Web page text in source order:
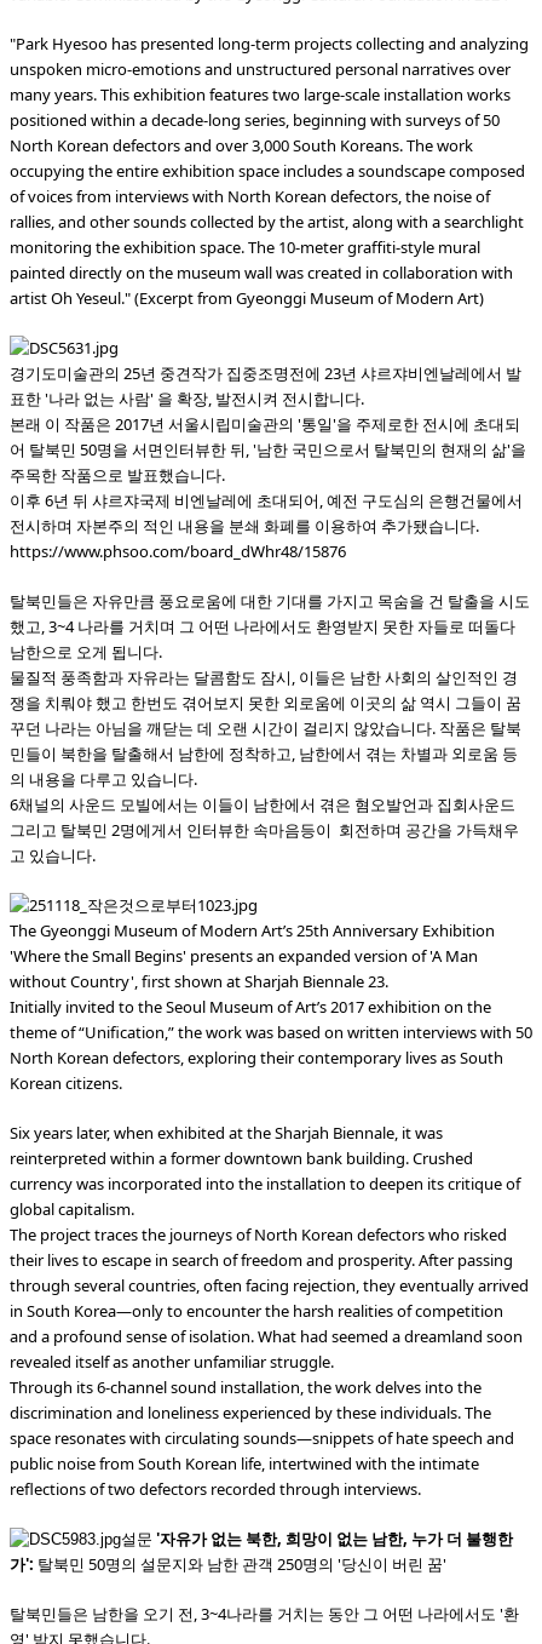
"Park Hyesoo has presented long-term projects collecting and analyzing
unspoken micro-emotions and unstructured personal narratives over
many years. This exhibition features two large-scale installation works
positioned within a decade-long series, beginning with surveys of 50
North Korean defectors and over 3,000 South Koreans. The work
occupying the entire exhibition space includes a soundscape composed
of voices from interviews with North Korean defectors, the noise of
rallies, and other sounds collected by the artist, along with a searchlight
monitoring the exhibition space. The 10-meter graffiti-style mural
painted directly on the museum wall was created in collaboration with
artist Oh Yeseul." (Excerpt from Gyeonggi Museum of Modern Art)
경기도미술관의 25년 중견작가 집중조명전에 23년 샤르쟈비엔날레에서 발
표한 '나라 없는 사람' 을 확장, 발전시켜 전시합니다.
본래 이 작품은 2017년 서울시립미술관의 '통일'을 주제로한 전시에 초대되
어 탈북민 50명을 서면인터뷰한 뒤, '남한 국민으로서 탈북민의 현재의 삶'을
주목한 작품으로 발표했습니다.
이후 6년 뒤 샤르쟈국제 비엔날레에 초대되어, 예전 구도심의 은행건물에서
전시하며 자본주의 적인 내용을 분쇄 화폐를 이용하여 추가됐습니다.
https://www.phsoo.com/board_dWhr48/15876
탈북민들은 자유만큼 풍요로움에 대한 기대를 가지고 목숨을 건 탈출을 시도
했고, 3~4 나라를 거치며 그 어떤 나라에서도 환영받지 못한 자들로 떠돌다
남한으로 오게 됩니다.
물질적 풍족함과 자유라는 달콤함도 잠시, 이들은 남한 사회의 살인적인 경
쟁을 치뤄야 했고 한번도 겪어보지 못한 외로움에 이곳의 삶 역시 그들이 꿈
꾸던 나라는 아님을 깨닫는 데 오랜 시간이 걸리지 않았습니다. 작품은 탈북
민들이 북한을 탈출해서 남한에 정착하고, 남한에서 겪는 차별과 외로움 등
의 내용을 다루고 있습니다.
6채널의 사운드 모빌에서는 이들이 남한에서 겪은 혐오발언과 집회사운드
그리고 탈북민 2명에게서 인터뷰한 속마음등이 회전하며 공간을 가득채우
고 있습니다.
The Gyeonggi Museum of Modern Art’s 25th Anniversary Exhibition
'Where the Small Begins' presents an expanded version of 'A Man
without Country', first shown at Sharjah Biennale 23.
Initially invited to the Seoul Museum of Art’s 2017 exhibition on the
theme of “Unification,” the work was based on written interviews with 50
North Korean defectors, exploring their contemporary lives as South
Korean citizens.
Six years later, when exhibited at the Sharjah Biennale, it was
reinterpreted within a former downtown bank building. Crushed
currency was incorporated into the installation to deepen its critique of
global capitalism.
The project traces the journeys of North Korean defectors who risked
their lives to escape in search of freedom and prosperity. After passing
through several countries, often facing rejection, they eventually arrived
in South Korea—only to encounter the harsh realities of competition
and a profound sense of isolation. What had seemed a dreamland soon
revealed itself as another unfamiliar struggle.
Through its 6-channel sound installation, the work delves into the
discrimination and loneliness experienced by these individuals. The
space resonates with circulating sounds—snippets of hate speech and
public noise from South Korean life, intertwined with the intimate
reflections of two defectors recorded through interviews.
설문 '자유가 없는 북한, 희망이 없는 남한, 누가 더 불행한
가': 탈북민 50명의 설문지와 남한 관객 250명의 '당신이 버린 꿈'
탈북민들은 남한을 오기 전, 3~4나라를 거치는 동안 그 어떤 나라에서도 '환
영' 받지 못했습니다.